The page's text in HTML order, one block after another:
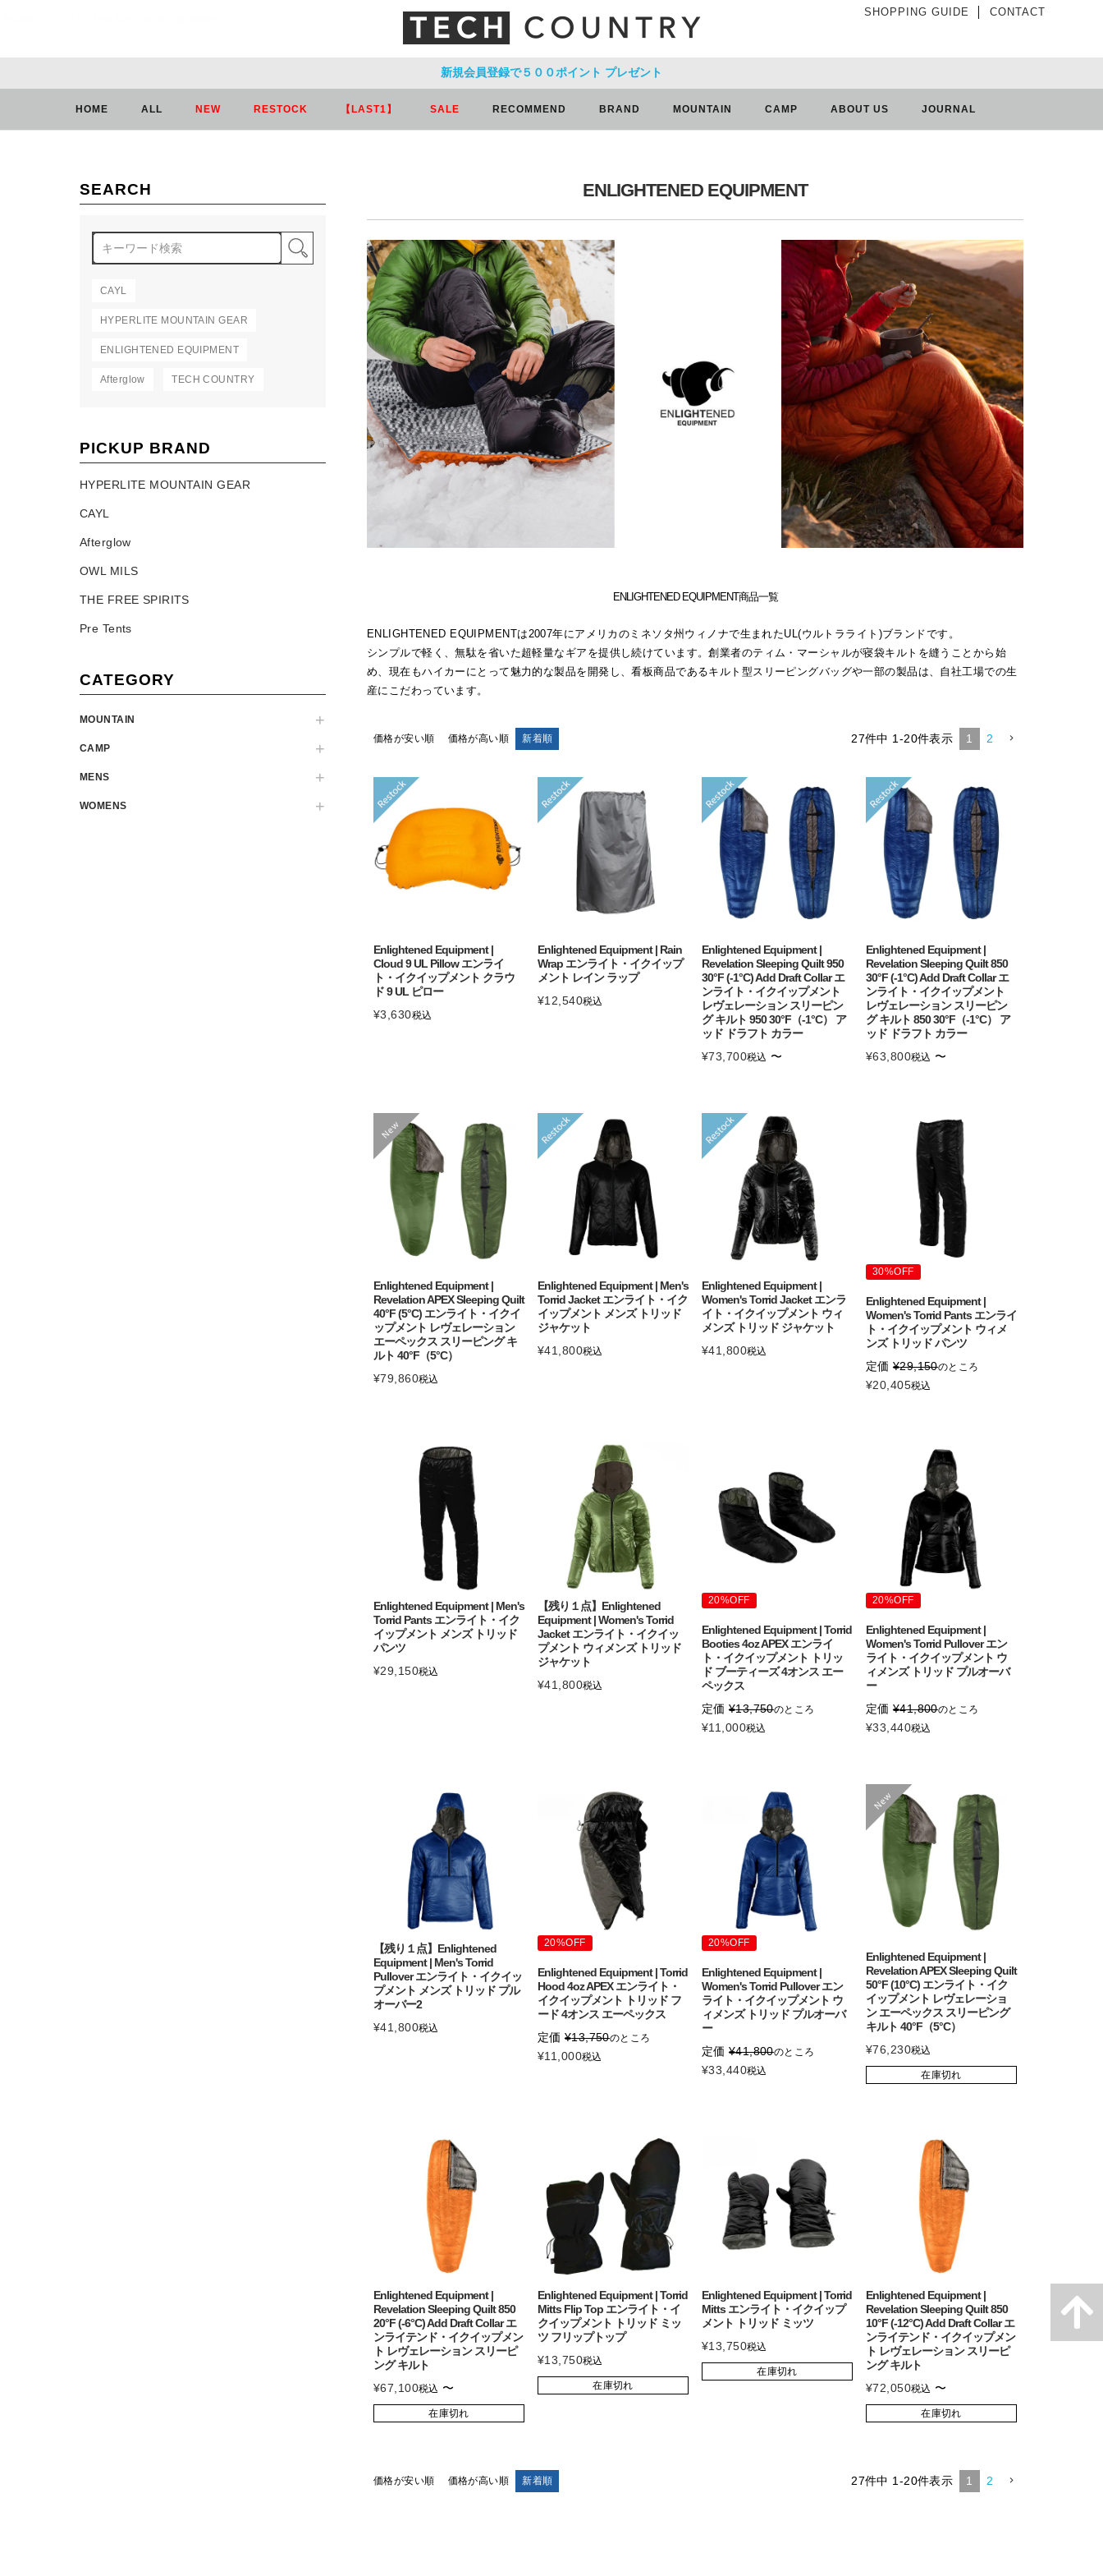
SHOPPING GUIDE CONTACT
新規会員登録で５００ポイント プレゼント
HOME ALL NEW RESTOCK 【LAST1】 SALE RECOMMEND BRAND MOUNTAIN CAMP ABOUT US JOURNAL
SEARCH
CAYL
HYPERLITE MOUNTAIN GEAR
ENLIGHTENED EQUIPMENT
Afterglow TECH COUNTRY
PICKUP BRAND
HYPERLITE MOUNTAIN GEAR
CAYL
Afterglow
OWL MILS
THE FREE SPIRITS
Pre Tents
CATEGORY
MOUNTAIN
CAMP
MENS
WOMENS
ENLIGHTENED EQUIPMENT
ENLIGHTENED EQUIPMENT商品一覧
ENLIGHTENED EQUIPMENTは2007年にアメリカのミネソタ州ウィノナで生まれたUL(ウルトラライト)ブランドです。
シンプルで軽く、無駄を省いた超軽量なギアを提供し続けています。創業者のティム・マーシャルが寝袋キルトを縫うことから始
め、現在もハイカーにとって魅力的な製品を開発し、看板商品であるキルト型スリーピングバッグや一部の製品は、自社工場での生
産にこだわっています。
価格が安い順 価格が高い順 新着順 27件中 1 -20件表示 1 2
Enlightened Equipment |
Cloud 9 UL Pillow エンライ
ト・イクイップメント クラウ
ド 9 UL ピロー
¥3,630税込
Enlightened Equipment | Rain
Wrap エンライト・イクイップ
メント レイン ラップ
¥12,540税込
Enlightened Equipment |
Revelation Sleeping Quilt 950
30°F (-1°C) Add Draft Collar エ
ンライト・イクイップメント
レヴェレーション スリーピン
グ キルト 950 30°F（-1°C） ア
ッド ドラフト カラー
¥73,700税込 〜
Enlightened Equipment |
Revelation Sleeping Quilt 850
30°F (-1°C) Add Draft Collar エ
ンライト・イクイップメント
レヴェレーション スリーピン
グ キルト 850 30°F（-1°C） ア
ッド ドラフト カラー
¥63,800税込 〜
Enlightened Equipment |
Revelation APEX Sleeping Quilt
40°F (5°C) エンライト・イクイ
ップメント レヴェレーション
エーペックス スリーピング キ
ルト 40°F（5°C）
¥79,860税込
Enlightened Equipment | Men's
Torrid Jacket エンライト・イク
イップメント メンズ トリッド
ジャケット
¥41,800税込
Enlightened Equipment |
Women's Torrid Jacket エンラ
イト・イクイップメント ウィ
メンズ トリッド ジャケット
¥41,800税込
30%OFF
Enlightened Equipment |
Women's Torrid Pants エンライ
ト・イクイップメント ウィメ
ンズ トリッド パンツ
定価 ¥29,150のところ
¥20,405税込
Enlightened Equipment | Men's
Torrid Pants エンライト・イク
イップメント メンズ トリッド
パンツ
¥29,150税込
【残り１点】Enlightened
Equipment | Women's Torrid
Jacket エンライト・イクイッ
プメント ウィメンズ トリッド
ジャケット
¥41,800税込
20%OFF
Enlightened Equipment | Torrid
Booties 4oz APEX エンライ
ト・イクイップメント トリッ
ド ブーティーズ 4オンス エー
ペックス
定価 ¥13,750のところ
¥11,000税込
20%OFF
Enlightened Equipment |
Women's Torrid Pullover エン
ライト・イクイップメント ウ
ィメンズ トリッド プルオーバ
ー
定価 ¥41,800のところ
¥33,440税込
【残り１点】Enlightened
Equipment | Men's Torrid
Pullover エンライト・イクイッ
プメント メンズ トリッド プル
オーバー2
¥41,800税込
20%OFF
Enlightened Equipment | Torrid
Hood 4oz APEX エンライト・
イクイップメント トリッド フ
ード 4オンス エーペックス
定価 ¥13,750のところ
¥11,000税込
20%OFF
Enlightened Equipment |
Women's Torrid Pullover エン
ライト・イクイップメント ウ
ィメンズ トリッド プルオーバ
ー
定価 ¥41,800のところ
¥33,440税込
Enlightened Equipment |
Revelation APEX Sleeping Quilt
50°F (10°C) エンライト・イク
イップメント レヴェレーショ
ン エーペックス スリーピング
キルト 40°F（5°C）
¥76,230税込
在庫切れ
Enlightened Equipment |
Revelation Sleeping Quilt 850
20°F (-6°C) Add Draft Collar エ
ンライテンド・イクイップメン
ト レヴェレーション スリーピ
ング キルト
¥67,100税込 〜
在庫切れ
Enlightened Equipment | Torrid
Mitts Flip Top エンライト・イ
クイップメント トリッド ミッ
ツ フリップトップ
¥13,750税込
在庫切れ
Enlightened Equipment | Torrid
Mitts エンライト・イクイップ
メント トリッド ミッツ
¥13,750税込
在庫切れ
Enlightened Equipment |
Revelation Sleeping Quilt 850
10°F (-12°C) Add Draft Collar エ
ンライテンド・イクイップメン
ト レヴェレーション スリーピ
ング キルト
¥72,050税込 〜
在庫切れ
価格が安い順 価格が高い順 新着順 27件中 1 -20件表示 1 2